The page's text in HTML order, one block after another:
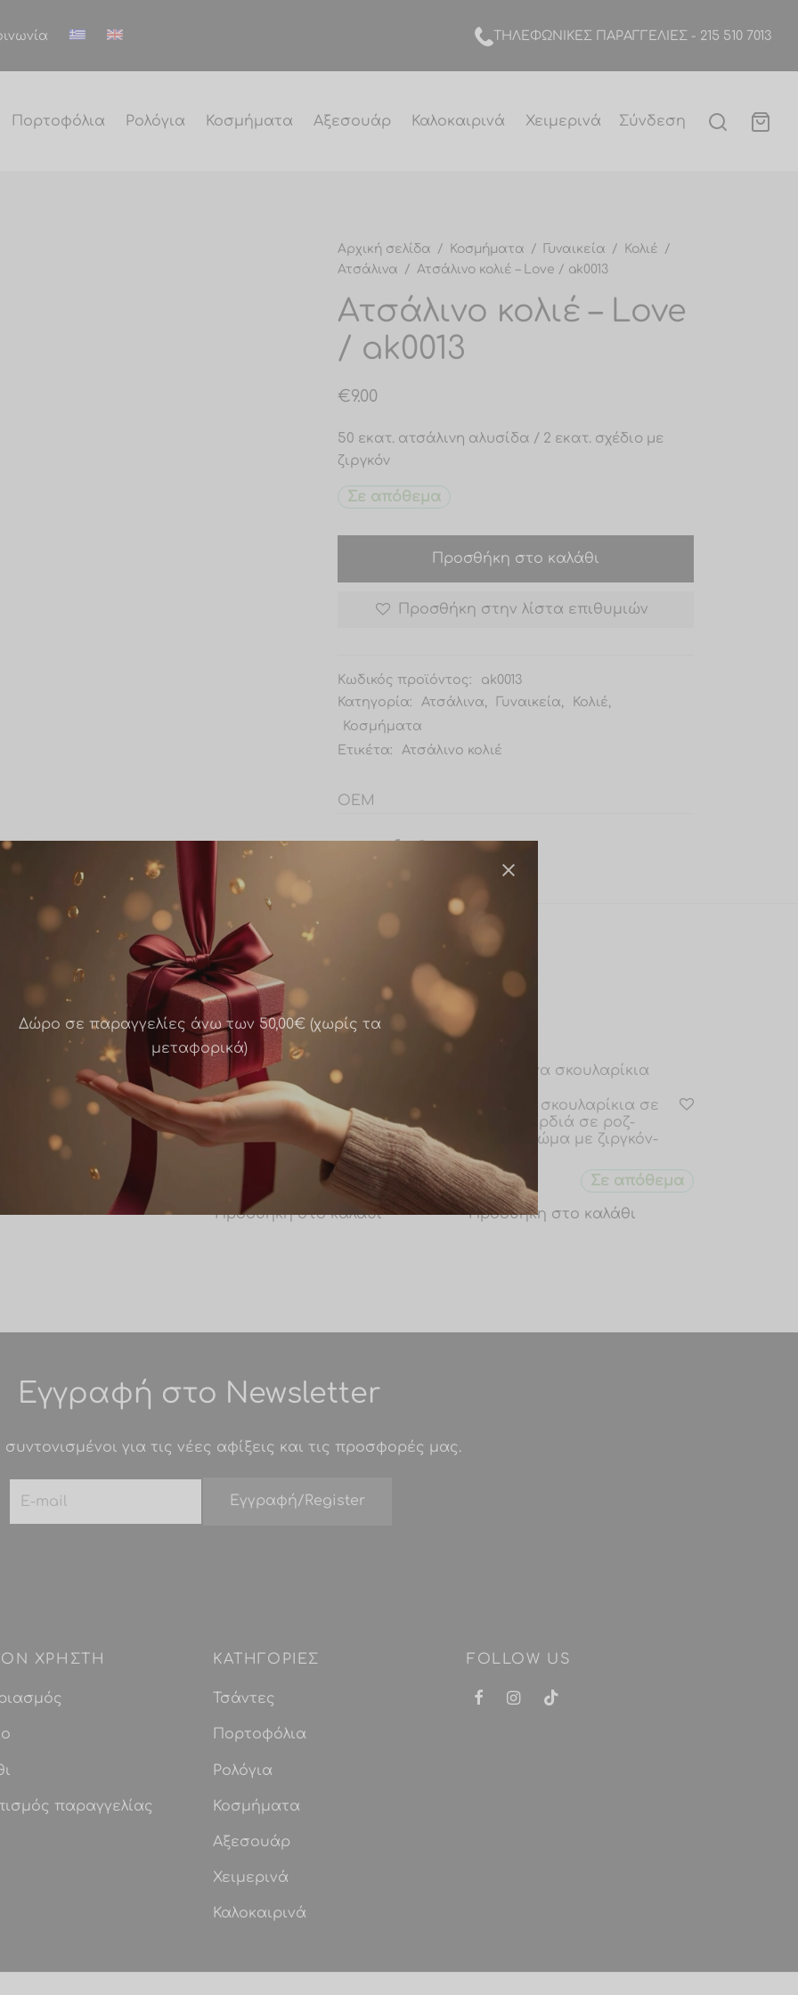
Δώρο σε παραγγελίες άνω των 50,00€ (χωρίς τα
μεταφορικά)
TΗΛΕΦΩΝΙΚΕΣ ΠΑΡΑΓΓΕΛΙΕΣ - 215 510 7013
Πορτοφόλια Ρολόγια Κοσμήματα Αξεσουάρ Καλοκαιρινά Χειμερινά Σύνδεση
Αρχική σελίδα / Κοσμήματα / Γυναικεία / Κολιέ /
Ατσάλινα / Ατσάλινο κολιέ – Love / ak0013
Ατσάλινο κολιέ – Love
/ ak0013
€9.00
50 εκατ. ατσάλινη αλυσίδα / 2 εκατ. σχέδιο με
ζιργκόν
Σε απόθεμα
Προσθήκη στο καλάθι
Προσθήκη στην λίστα επιθυμιών
Κωδικός προϊόντος:
ak0013
Κατηγορία:
Ατσάλινα, Γυναικεία, Κολιέ,
Κοσμήματα
Ετικέτα:
Ατσάλινο κολιέ
OEM
σκουλαρίκια σε
χρώμα – κύκλοι-
Σε απόθεμα
στο καλάθι
Ατσάλινα σκουλαρίκια σε
ροζ-χρυσό χρώμα
τετράγωνο με ζιργκόν-
Σε απόθεμα
Προσθήκη στο καλάθι
Ατσάλινα σκουλαρίκια σε
σχήμα καρδιά σε ροζ-
χρυσό χρώμα με ζιργκόν-
ws0024
€8.00 Σε απόθεμα
Προσθήκη στο καλάθι
Εγγραφή στο Newsletter
συντονισμένοι για τις νέες αφίξεις και τις προσφορές μας.
ΧΡΗΣΤΗ
παραγγελίας
ΚΑΤΗΓΟΡΙΕΣ
Τσάντες
Πορτοφόλια
Ρολόγια
Κοσμήματα
Αξεσουάρ
Χειμερινά
Καλοκαιρινά
FOLLOW US